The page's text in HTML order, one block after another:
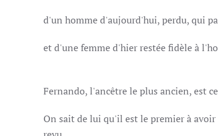
d'un homme d'aujourd'hui, perdu, qui
et d'une femme d'hier restée
Fernando, l'ancêtre le plus ancien, est
On sait de lui qu'il est le premier à